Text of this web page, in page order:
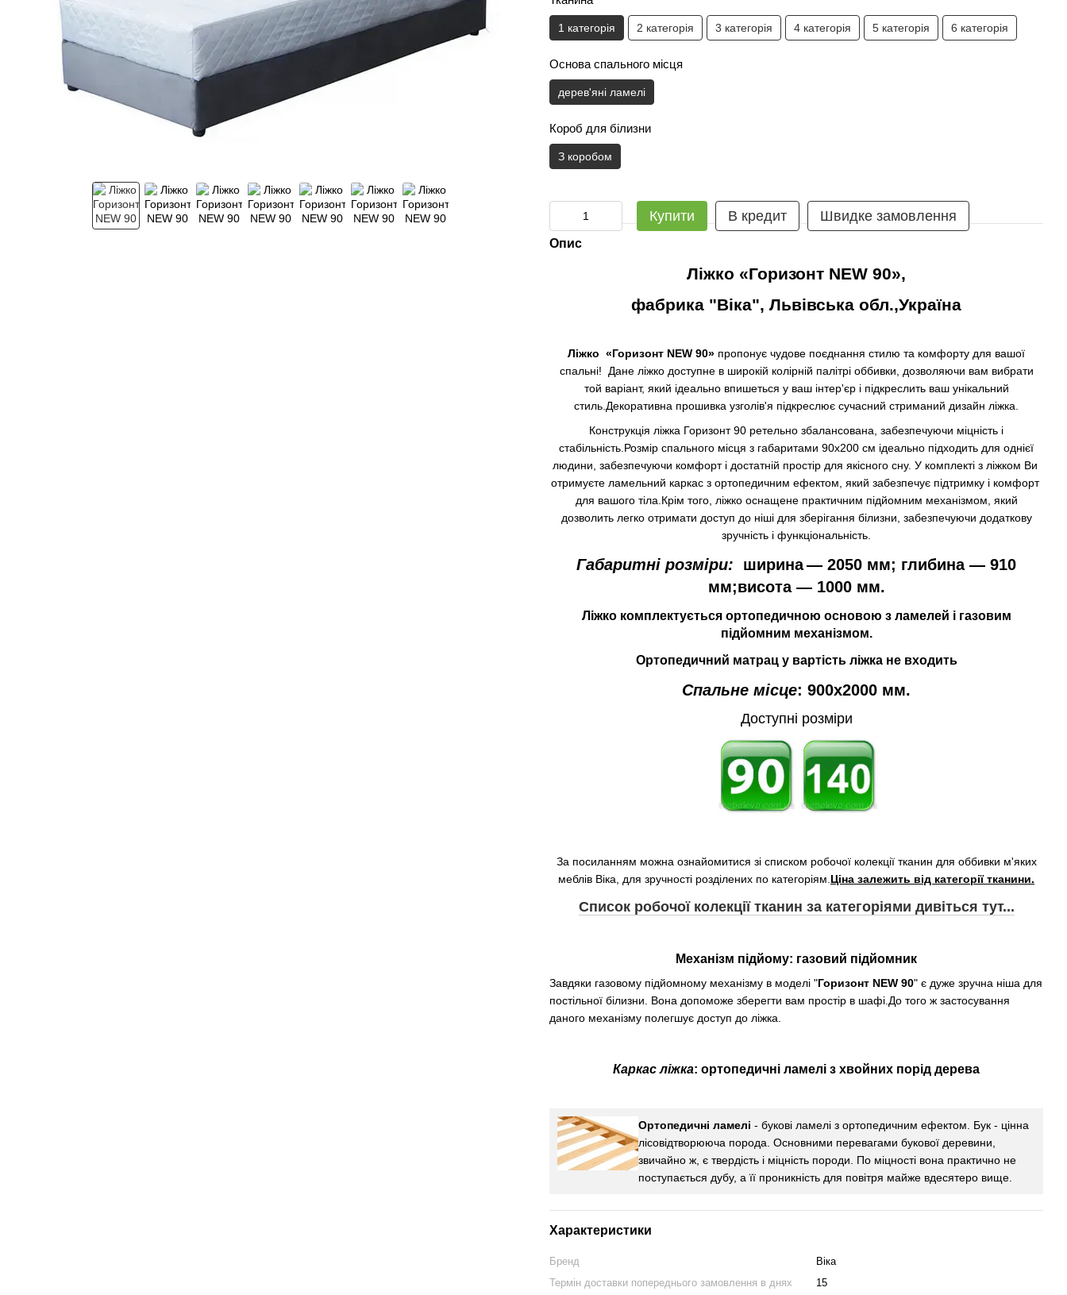
1 категорія 2 категорія 3 категорія 4 категорія 5 категорія 6 категорія
Основа спального місця
дерев'яні ламелі
Короб для білизни
З коробом
Купити В кредит Швидке замовлення
Опис
Ліжко «Горизонт NEW 90»,
фабрика "Віка", Львівська обл.,Україна
Ліжко «Горизонт NEW 90» пропонує чудове поєднання стилю та комфорту для вашої
спальні! Дане ліжко доступне в широкій колірній палітрі оббивки, дозволяючи вам вибрати
той варіант, який ідеально впишеться у ваш інтер'єр і підкреслить ваш унікальний
стиль.Декоративна прошивка узголів'я підкреслює сучасний стриманий дизайн ліжка.
Конструкція ліжка Горизонт 90 ретельно збалансована, забезпечуючи міцність і
стабільність.Розмір спального місця з габаритами 90х200 см ідеально підходить для однієї
людини, забезпечуючи комфорт і достатній простір для якісного сну. У комплекті з ліжком Ви
отримуєте ламельний каркас з ортопедичним ефектом , який забезпечує підтримку і комфорт
для вашого тіла. Крім того, ліжко оснащене практичним підйомним механізмом, який
дозволить легко отримати доступ до ніші для зберігання білизни, забезпечуючи додаткову
зручність і функціональність.
Габаритні розміри: ширина― 2050 мм; глибина ― 910
мм;висота ― 1000 мм.
Ліжко комплектується ортопедичною основою з ламелей і газовим
підйомним механізмом.
Ортопедичний матрац у вартість ліжка не входить
Спальне місце: 900x2000 мм.
Доступні розміри
За посиланням можна ознайомитися зі списком робочої колекції тканин для оббивки м'яких
меблів Віка, для зручності розділених по категоріям.Ціна залежить від категорії тканини.
Список робочої колекції тканин за категоріями дивіться тут...
Механізм підйому: газовий підйомник
Завдяки газовому підйомному механізму в моделі "Горизонт NEW 90" є дуже зручна ніша для
постільної білизни. Вона допоможе зберегти вам простір в шафі.До того ж застосування
даного механізму полегшує доступ до ліжка.
Каркас ліжка: ортопедичні ламелі з хвойних порід дерева
Ортопедичні ламелі - букові ламелі з ортопедичним ефектом. Бук - цінна
лісовідтворююча порода. Основними перевагами букової деревини,
звичайно ж, є твердість і міцність породи. По міцності вона практично не
поступається дубу, а її проникність для повітря майже вдесятеро вище.
Характеристики
Бренд
Віка
Термін доставки попереднього замовлення в днях
15